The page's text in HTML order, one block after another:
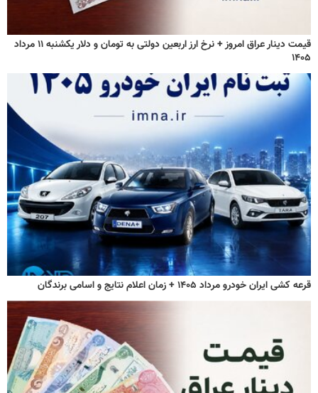
قیمت دینار عراق امروز + نرخ ارز اربعین دولتی به تومان و دلار یکشنبه ۱۱ مرداد
۱۴۰۵
قرعه کشی ایران خودرو مرداد ۱۴۰۵ + زمان اعلام نتایج و اسامی برندگان